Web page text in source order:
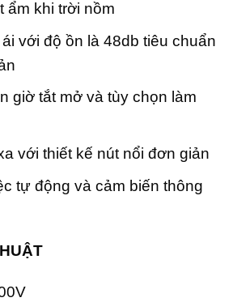
ẩm khi trời nồm
với độ ồn là 48db tiêu chuẩn
giờ tắt mở và tùy chọn làm
với thiết kế nút nổi đơn giản
tự động và cảm biến thông